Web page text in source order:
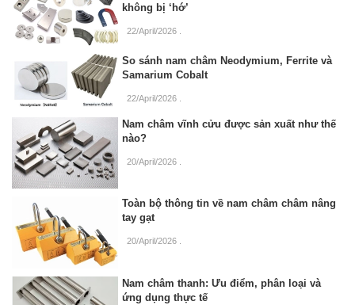
không bị ‘hớ’
22/April/2026
So sánh nam châm Neodymium, Ferrite và
Samarium Cobalt
22/April/2026
Nam châm vĩnh cửu được sản xuất như thế
nào?
20/April/2026 .
Toàn bộ thông tin về nam châm châm nâng
tay gạt
20/April/2026
Nam châm thanh: Ưu điểm, phân loại và
ứng dụng thực tế